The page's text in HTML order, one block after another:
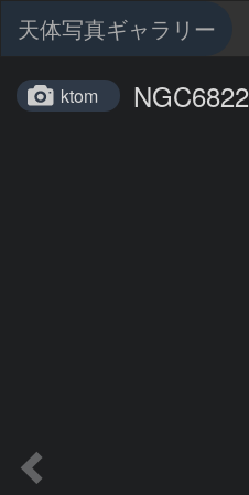
天体写真ギャラリー
ktom